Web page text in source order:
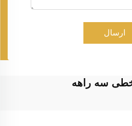
ارسال
خطی سه راهه